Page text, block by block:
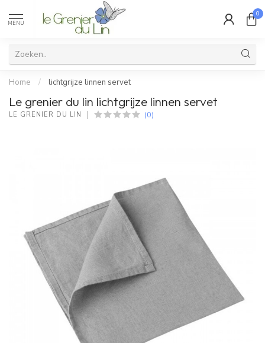
MENU
0
Home / lichtgrijze linnen servet
Le grenier du lin lichtgrijze linnen servet
LE GRENIER DU LIN (0)